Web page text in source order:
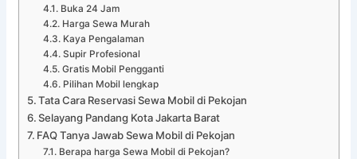
Buka 24 Jam
Harga Sewa Murah
Kaya Pengalaman
Supir Profesional
Gratis Mobil Pengganti
Pilihan Mobil lengkap
Tata Cara Reservasi Sewa Mobil di Pekojan
Selayang Pandang Kota Jakarta Barat
FAQ Tanya Jawab Sewa Mobil di Pekojan
Berapa harga Sewa Mobil di Pekojan?